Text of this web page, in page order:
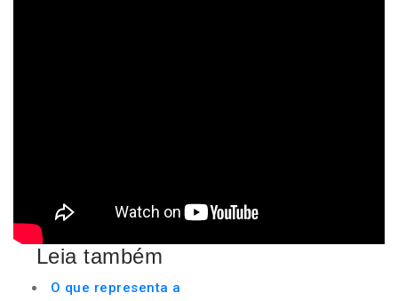
Leia também
O que representa a